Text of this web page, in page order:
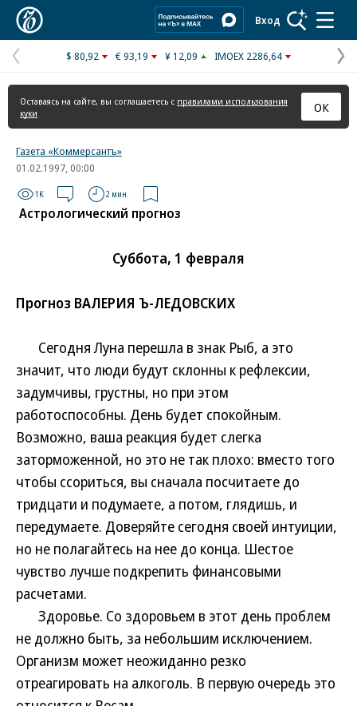
Вход
Предыдущая
страница
$ 80,92 € 93,19 ¥ 12,09 IMOEX 2286,64
Оставаясь на сайте, вы соглашаетесь с правилами использования
куки
ОК
Газета «Коммерсантъ»
01.02.1997, 00:00
1K 2 мин.
Астрологический прогноз
Суббота, 1 февраля
Прогноз ВАЛЕРИЯ Ъ-ЛЕДОВСКИХ
Сегодня Луна перешла в знак Рыб, а это
значит, что люди будут склонны к рефлексии,
задумчивы, грустны, но при этом
работоспособны. День будет спокойным.
Возможно, ваша реакция будет слегка
заторможенной, но это не так плохо: вместо того
чтобы ссориться, вы сначала посчитаете до
тридцати и подумаете, а потом, глядишь, и
передумаете. Доверяйте сегодня своей интуиции,
но не полагайтесь на нее до конца. Шестое
чувство лучше подкрепить финансовыми
расчетами.
Здоровье. Со здоровьем в этот день проблем
не должно быть, за небольшим исключением.
Организм может неожиданно резко
отреагировать на алкоголь. В первую очередь это